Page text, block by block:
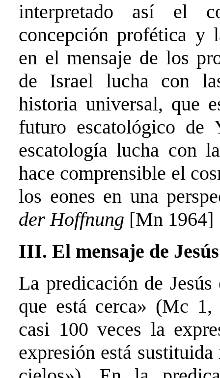
interpretado así el
concepción profética y
en el mensaje de los
de Israel lucha con
historia universal, que
futuro escatológico de
escatología lucha con
hace comprensible el
los eones en una
der Hoffnung [Mn 1964]
III. El mensaje de
La predicación de
que está cerca» (Mc
casi 100 veces la
expresión está